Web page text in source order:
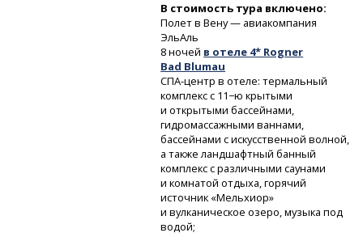
В стоимость тура включено:
Полет в Вену — авиакомпания
ЭльАль
8 ночей в отеле 4* Rogner
Bad Blumau
СПА-центр в отеле: термальный
комплекс с 11−ю крытыми
и открытыми бассейнами,
гидромассажными ваннами,
бассейнами с искусственной волной,
а также ландшафтный банный
комплекс с различными саунами
и комнатой отдыха, горячий
источник «Мельхиор»
и вулканическое озеро, музыка под
водой;